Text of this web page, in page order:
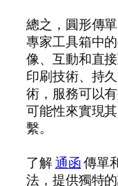
總之，圓形傳
專家工具箱中
像、互動和直
印刷技術、持
術，服務可以
可能性來實現
繫。
了解通函傳單
法，提供獨特